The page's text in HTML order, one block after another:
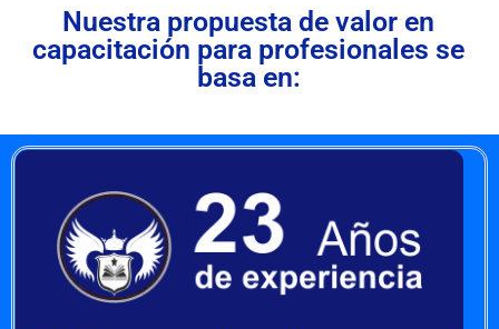
Nuestra propuesta de valor en
capacitación para profesionales se
basa en: